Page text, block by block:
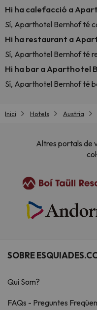
Hi ha calefacció a
Sí, Aparthotel Bernhof té
Hi ha restaurant a
Sí, Aparthotel Bernhof té
Hi ha bar a Aparthotel
Sí, Aparthotel Bernhof té
Inici Hotels Austria
Altres portals de
SOBRE
Qui Som?
FAQs - Preguntes